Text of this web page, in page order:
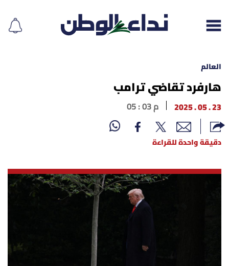
إقرأ الجريدة
لبنان
العالم
هارفرد تقاضي ترامب
23 . 05 . 2025 05 : 03 م
دقيقة واحدة للقراءة